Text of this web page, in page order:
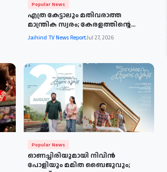
Popular News
എത്ര കേട്ടാലും മതിവരാത്ത
മാന്ത്രിക സ്വരം; കേരളത്തിന്റെ...
Jaihind TV News ReportJul 27, 2026
Popular News
ഓണച്ചിരിയുമായി നിവിൻ
പോളിയും മമിത ബൈജുവും;